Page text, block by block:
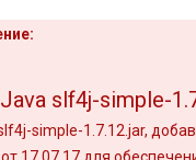
slf4j-simple-1 .
simple-1.7.12.jar,